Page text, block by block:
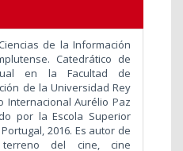
de la Información
Catedrático de
en la Facultad de
de la Universidad Rey
Internacional Aurélio Paz
por la Escola Superior
2016. Es autor de
del cine, cine